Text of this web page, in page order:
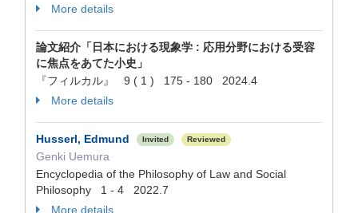
More details
論文紹介「日本における現象学 : 応用分野における受容
に焦点をあてた小史」
『フィルカル』 9 ( 1 ) 175 - 180 2024.4
More details
Husserl, Edmund Invited Reviewed
Genki Uemura
Encyclopedia of the Philosophy of Law and Social
Philosophy 1 - 4 2022.7
More details